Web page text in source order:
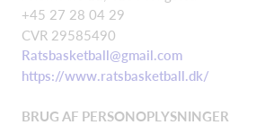
+45 27 28 04 29
CVR 29585490
Ratsbasketball@gmail.com
https://www.ratsbasketball.dk/
BRUG AF PERSONOPLYSNINGER